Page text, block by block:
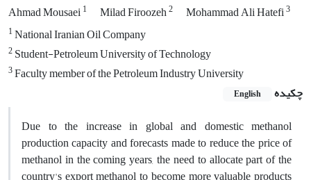
Ahmad Mousaei1 Milad Firoozeh2 Mohammad Ali Hatefi3
1National Iranian Oil Company
2Student-Petroleum University of Technology
3Faculty member of the Petroleum Industry University
چکیده
English
Due to the increase in global and domestic methanol
production capacity and forecasts made to reduce the price of
methanol in the coming years, the need to allocate part of the